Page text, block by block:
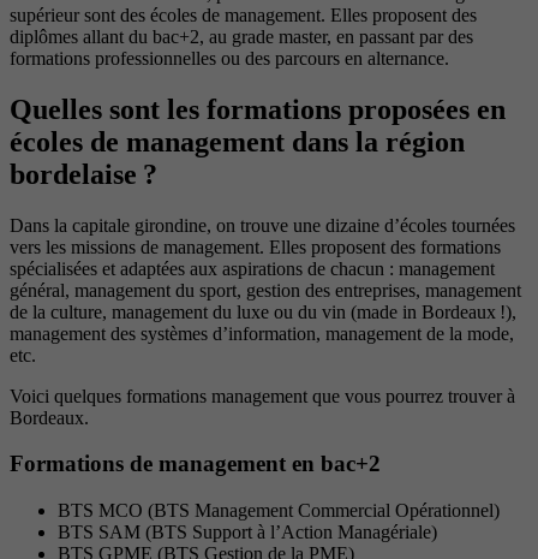
supérieur sont des écoles de management. Elles proposent des
diplômes allant du bac+2, au grade master, en passant par des
formations professionnelles ou des parcours en alternance.
Quelles sont les formations proposées en
écoles de management dans la région
bordelaise ?
Dans la capitale girondine, on trouve une dizaine d’écoles tournées
vers les missions de management. Elles proposent des formations
spécialisées et adaptées aux aspirations de chacun : management
général, management du sport, gestion des entreprises, management
de la culture, management du luxe ou du vin (made in Bordeaux !),
management des systèmes d’information, management de la mode,
etc.
Voici quelques formations management que vous pourrez trouver à
Bordeaux.
Formations de management en bac+2
BTS MCO (BTS Management Commercial Opérationnel)
BTS SAM (BTS Support à l’Action Managériale)
BTS GPME (BTS Gestion de la PME)